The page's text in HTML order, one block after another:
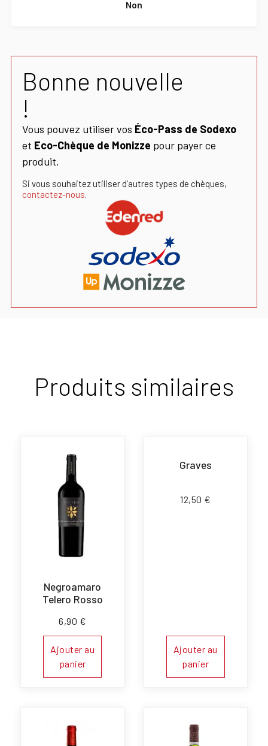
Non
Bonne nouvelle
!
Vous pouvez utiliser vos Éco-Pass de Sodexo
et Eco-Chèque de Monizze pour payer ce
produit.
Si vous souhaitez utiliser d’autres types de chèques,
contactez-nous.
Produits similaires
Negroamaro
Telero Rosso
6,90 €
Ajouter au
panier
Graves
12,50 €
Ajouter au
panier